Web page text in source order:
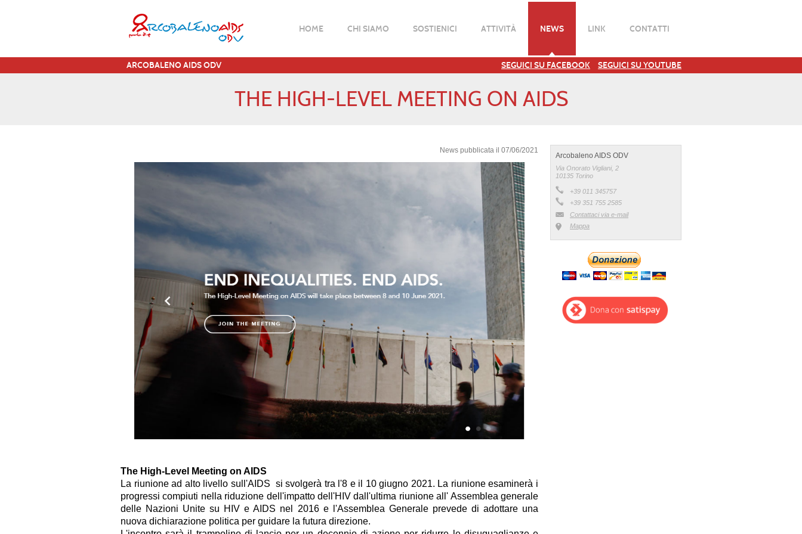
HOME CHI SIAMO SOSTIENICI ATTIVITÀ NEWS LINK CONTATTI
ARCOBALENO AIDS ODV SEGUICI SU FACEBOOK SEGUICI SU YOUTUBE
THE HIGH-LEVEL MEETING ON AIDS
News pubblicata il 07/06/2021
The High-Level Meeting on AIDS
La riunione ad alto livello sull'AIDS si svolgerà tra l'8 e il 10 giugno 2021. La riunione esaminerà i
progressi compiuti nella riduzione dell'impatto dell'HIV dall'ultima riunione all' Assemblea generale
delle Nazioni Unite su HIV e AIDS nel 2016 e l'Assemblea Generale prevede di adottare una
nuova dichiarazione politica per guidare la futura direzione.
Arcobaleno AIDS ODV
Via Onorato Vigliani, 2
10135 Torino
+39 011 345757
+39 351 755 2585
Contattaci via e-mail
Mappa